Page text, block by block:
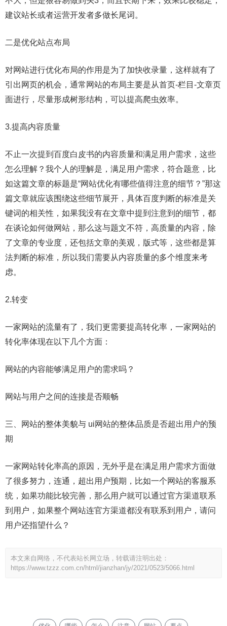
建议站长或者运营开发者多做长尾词。
二是优化站点布局
对网站进行优化布局的作用是为了加快收录量，这样就有了
引出网页的机会，通常网站的布局主要是从首页-栏目-文章页
面进行，尽量形成树形结构，可以提高爬虫效率。
3.提高内容质量
不止一次提到百度白皮书的内容质量和满足用户需求，这些
怎么理解？我个人的理解是，满足用户需求，符合题意，比
如这篇文章的标题是“网站优化有哪些值得注意的细节？”那这
篇文章就应该围绕这些细节展开，具体百度判断的标准是关
键词的相关性，如果我没有在文章中提到注意到的细节，都
在谈论如何做网站，那么这与题文不符，高质量的内容，除
了文章的专业度，还包括文章的美观，版式等，这些都是算
法判断的标准，所以我们需要从内容质量的多个维度来考
虑。
2.转变
一家网站的流量有了，我们更需要提高转化率，一家网站的
转化率体现在以下几个方面：
网站的内容能够满足用户的需求吗？
网站与用户之间的连接是否顺畅
三、网站的整体美貌与 ui网站的整体品质是否超出用户的预
期
一家网站转化率高的原因，无外乎是在满足用户需求方面做
了很多努力，连通，超出用户预期，比如一个网站的客服系
统，如果功能比较完善，那么用户就可以通过官方渠道联系
到用户，如果整个网站连官方渠道都没有联系到用户，请问
用户还指望什么？
本文来自网络，不代表站长网立场，转载请注明出处：
https://www.tzzz.com.cn/html/jianzhan/jy/2021/0523/5066.html